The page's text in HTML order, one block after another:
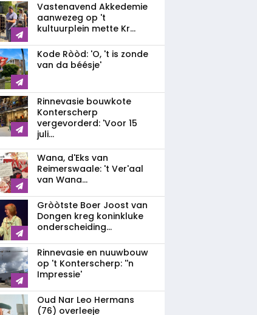
Vastenavend Akkedemie
aanwezeg op 't
kultuurplein mette Kr...
Kode Ròòd: 'O, 't is zonde
van da béésje'
Rinnevasie bouwkote
Konterscherp
vergevorderd: 'Voor 15
juli...
Wana, d'Eks van
Reimerswaale: 't Ver'aal
van Wana...
Gròòtste Boer Joost van
Dongen kreg koninkluke
onderscheiding...
Rinnevasie en nuuwbouw
op 't Konterscherp: ''n
Impressie'
Oud Nar Leo Hermans
(76) overleeje